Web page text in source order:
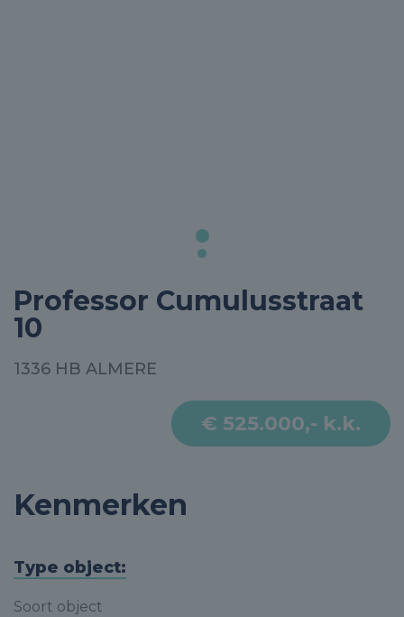
Professor Cumulusstraat
10
1336 HB ALMERE
€ 525.000,- k.k.
Kenmerken
Type object:
Soort object